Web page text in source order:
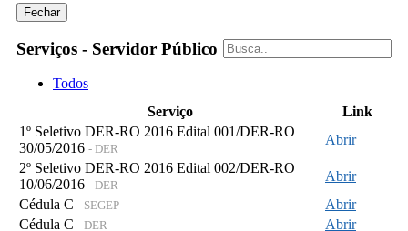
Fechar
Serviços - Servidor Público
Todos
Serviço
Link
1º Seletivo DER-RO 2016 Edital 001/DER-RO
30/05/2016 - DER
Abrir
2º Seletivo DER-RO 2016 Edital 002/DER-RO
10/06/2016 - DER
Abrir
Cédula C - SEGEP
Abrir
Cédula C - DER
Abrir